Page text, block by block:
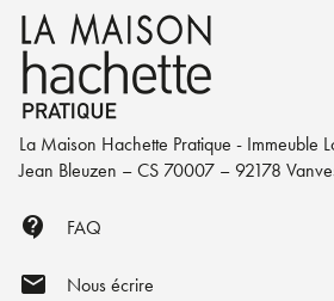
La Maison Hachette Pratique - Immeuble
Jean Bleuzen – CS 70007 – 92178
contact_support FAQ
mail Nous écrire